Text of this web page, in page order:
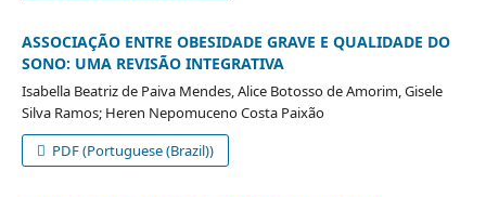
ASSOCIAÇÃO ENTRE OBESIDADE GRAVE E QUALIDADE DO
SONO: UMA REVISÃO INTEGRATIVA
Isabella Beatriz de Paiva Mendes, Alice Botosso de Amorim, Gisele
Silva Ramos; Heren Nepomuceno Costa Paixão
PDF (Portuguese (Brazil))